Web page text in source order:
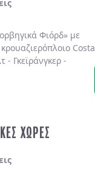
Φιόρδ»με
Costa
- Γκεϊράνγκερ -
ΧΩΡΕΣ